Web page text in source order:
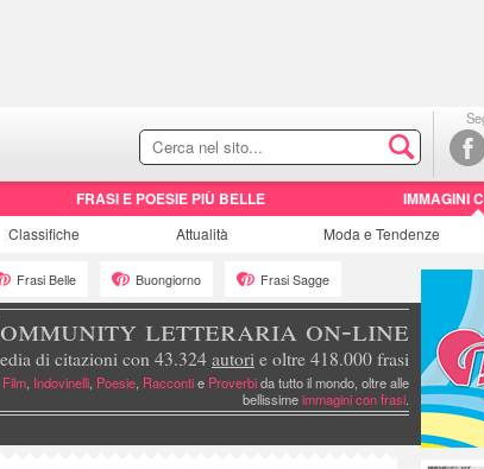
FRASI E POESIE PIÙ BELLE IMMAGINI
Classifiche Attualità Moda e Tendenze
Frasi Belle Buongiorno Frasi Sagge
letteraria on-line
di citazioni con 43.324 autori e oltre 418.000 frasi
Film, Indovinelli, Poesie, Raccontie Proverbida tutto il mondo, oltre alle
bellissimeimmagini con frasi.